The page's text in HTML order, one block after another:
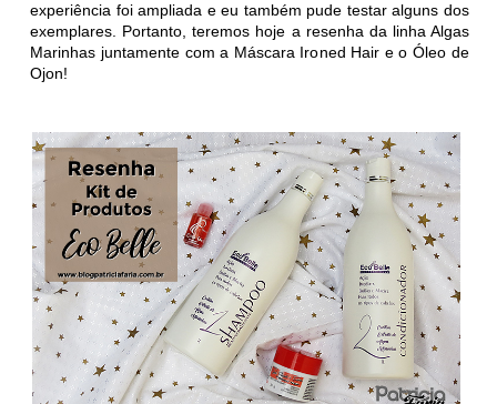
experiência foi ampliada e eu também pude testar alguns dos
exemplares. Portanto, teremos hoje a resenha da linha Algas
Marinhas juntamente com a Máscara Ironed Hair e o Óleo de
Ojon!